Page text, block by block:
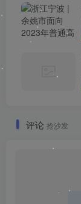
评论 抢沙发